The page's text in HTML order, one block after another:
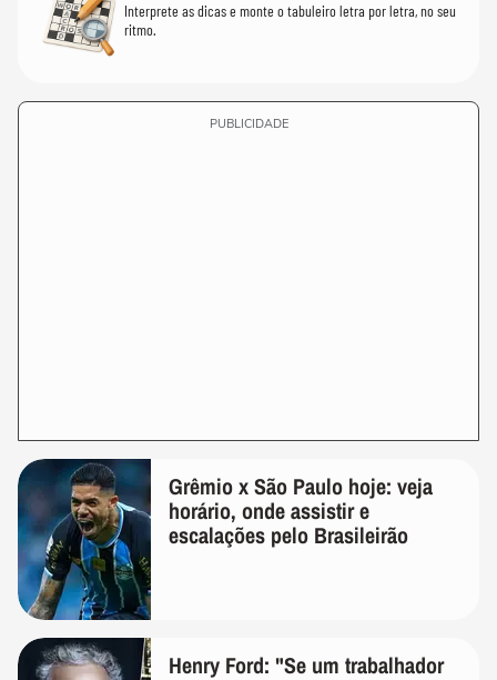
Interprete as dicas e monte o tabuleiro letra por letra, no seu
ritmo.
PUBLICIDADE
Grêmio x São Paulo hoje: veja
horário, onde assistir e
escalações pelo Brasileirão
Henry Ford: "Se um trabalhador